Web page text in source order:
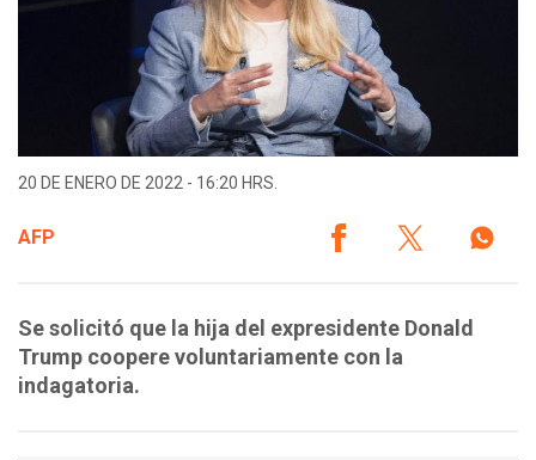
20 DE ENERO DE 2022 - 16:20 HRS.
AFP
Se solicitó que la hija del expresidente Donald
Trump coopere voluntariamente con la
indagatoria.